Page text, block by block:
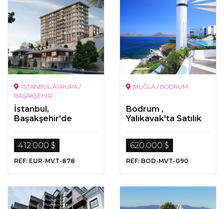
İSTANBUL AVRUPA /
BAŞAKŞEHİR
İstanbul,
Başakşehir'de
Gayrimenkuller
412.000 $
REF: EUR-MVT-878
MUĞLA / BODRUM
Bodrum ,
Yalıkavak'ta Satılık
Lüks Daire
620.000 $
REF: BOD-MVT-090